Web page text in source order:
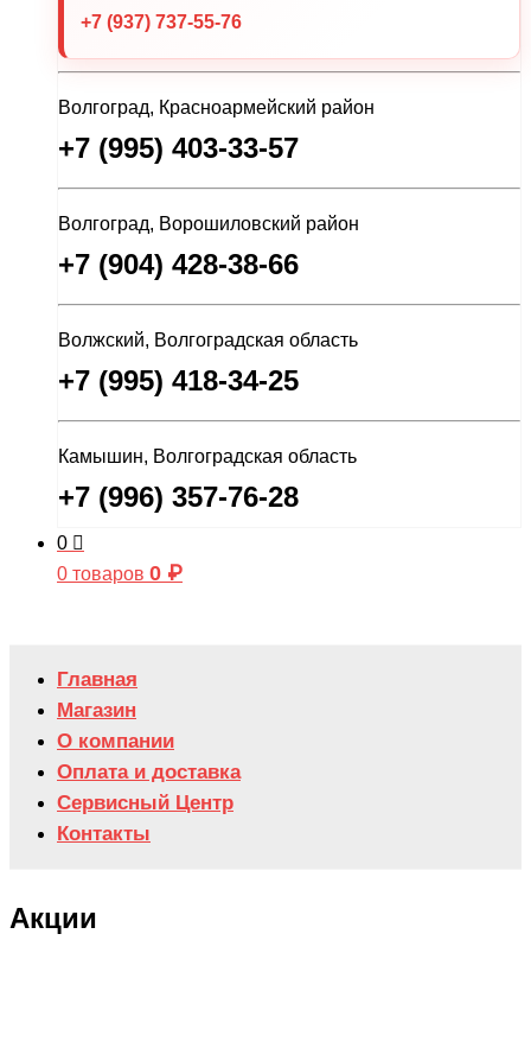
+7 (937) 737-55-76
Волгоград, Красноармейский район
+7 (995) 403-33-57
Волгоград, Ворошиловский район
+7 (904) 428-38-66
Волжский, Волгоградская область
+7 (995) 418-34-25
Камышин, Волгоградская область
+7 (996) 357-76-28
0
0 товаров 0 ₽
Главная
Магазин
О компании
Оплата и доставка
Сервисный Центр
Контакты
Акции